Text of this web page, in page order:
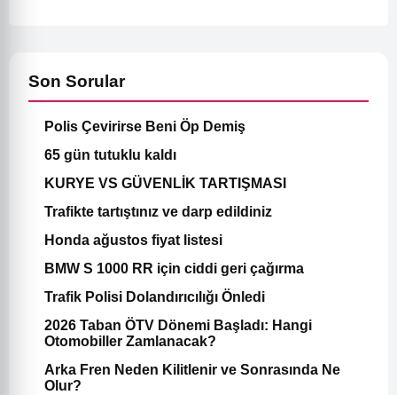
Son Sorular
Polis Çevirirse Beni Öp Demiş
65 gün tutuklu kaldı
KURYE VS GÜVENLİK TARTIŞMASI
Trafikte tartıştınız ve darp edildiniz
Honda ağustos fiyat listesi
BMW S 1000 RR için ciddi geri çağırma
Trafik Polisi Dolandırıcılığı Önledi
2026 Taban ÖTV Dönemi Başladı: Hangi
Otomobiller Zamlanacak?
Arka Fren Neden Kilitlenir ve Sonrasında Ne
Olur?